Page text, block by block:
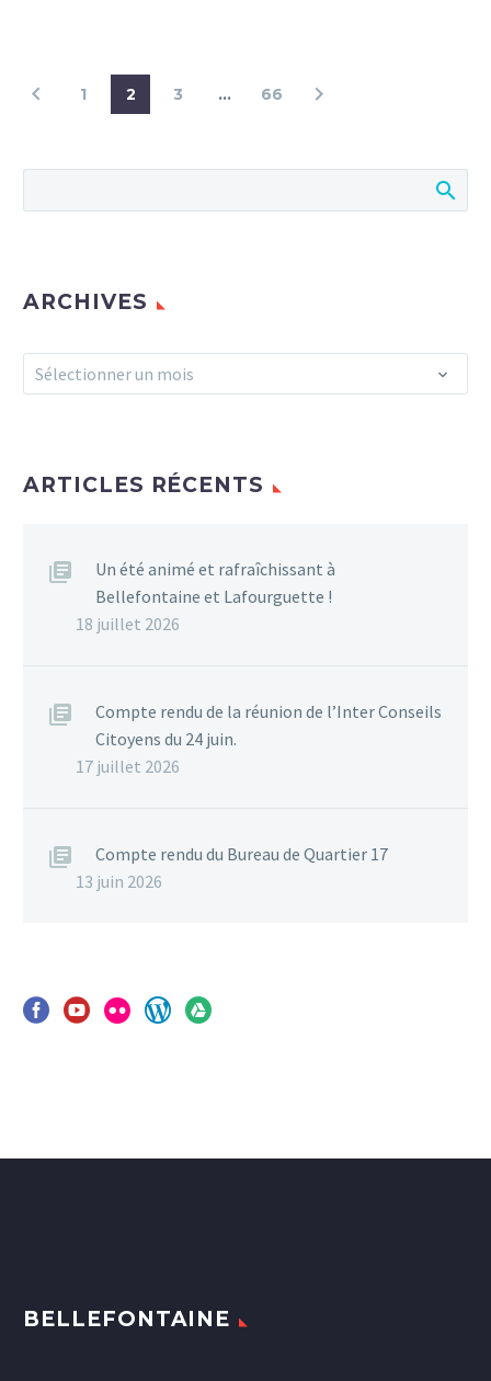
1 2 3 … 66
ARCHIVES
Archives
Sélectionner un mois
ARTICLES RÉCENTS
Un été animé et rafraîchissant à
Bellefontaine et Lafourguette !
18 juillet 2026
Compte rendu de la réunion de l’Inter Conseils
Citoyens du 24 juin.
17 juillet 2026
Compte rendu du Bureau de Quartier 17
13 juin 2026
BELLEFONTAINE